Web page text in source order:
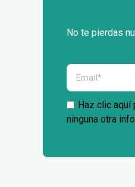
No te pierdas
Haz clic aquí
ninguna otra